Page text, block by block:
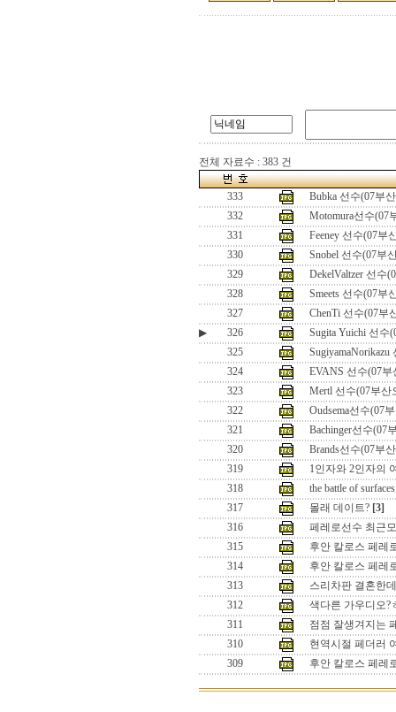
전체 자료수 : 383 건
333
Bubka 선수(07부
332
Motomura선수(07
331
Feeney 선수(07부
330
Snobel 선수(07부
329
DekelValtzer 선수
328
Smeets 선수(07부
327
ChenTi 선수(07부
▶
326
Sugita Yuichi 선수
325
324
EVANS 선수(07부
323
Mertl 선수(07부산
322
Oudsema선수(07
321
Bachinger선수(07
320
Brands선수(07부
319
1인자와 2인자의
318
the battle of surfaces
317
몰래 데이트? [3]
316
페레로선수 최근
315
후안 칼로스 페레
314
후안 칼로스 페레
313
스리차판 결혼한
312
색다른 가우디오?
311
점점 잘생겨지는
310
현역시절 페더러
309
후안 칼로스 페레